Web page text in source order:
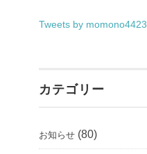
Tweets by momono4423
カテゴリー
お知らせ (80)